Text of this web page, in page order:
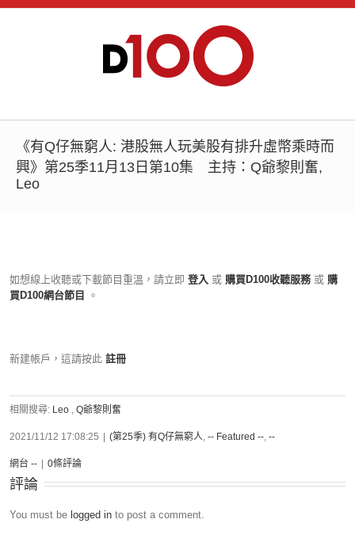
《有Q仔無窮人: 港股無人玩美股有排升虛幣乘時而
興》第25季11月13日第10集 主持：Q爺黎則奮,
Leo
如想線上收聽或下載節目重溫，請立即 登入 或 購買D100收聽服務 或 購
買D100網台節目
。
新建帳戶，這請按此 註冊
相關搜尋: Leo , Q爺黎則奮
2021/11/12 17:08:25 (第25季) 有Q仔無窮人, -- Featured --, --
網台 -- 0條評論
評論
You must be logged in to post a comment.